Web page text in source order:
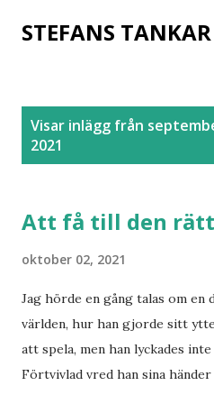
Fortsätt till
STEFANS TANKAR
Visar inlägg från
2021
Att få till den
oktober 02, 2021
Jag hörde en gång talas om en
världen, hur han gjorde sitt
att spela, men han lyckades
Förtvivlad vred han sina